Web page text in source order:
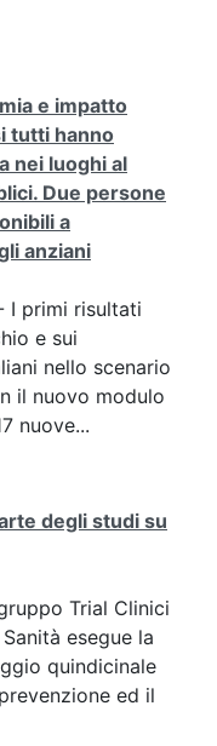
e impatto
tutti hanno
nei luoghi al
Due persone
a
anziani
I primi risultati
e sui
nello scenario
il nuovo modulo
nuove...
degli studi su
Trial Clinici
esegue la
quindicinale
ed il